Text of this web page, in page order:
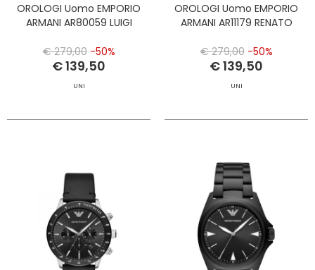
OROLOGI Uomo EMPORIO
ARMANI AR80059 LUIGI
€ 279,00 -50%
€ 139,50
UNI
OROLOGI Uomo EMPORIO
ARMANI AR11179 RENATO
€ 279,00 -50%
€ 139,50
UNI